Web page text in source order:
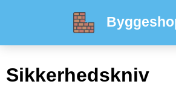
Sikkerhedskniv